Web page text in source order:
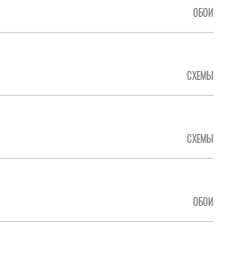
ОБОИ
СХЕМЫ
СХЕМЫ
ОБОИ